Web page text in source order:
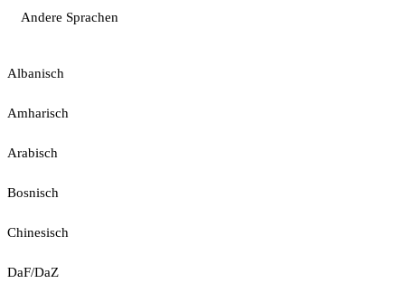
Andere Sprachen
Albanisch
Amharisch
Arabisch
Bosnisch
Chinesisch
DaF/DaZ